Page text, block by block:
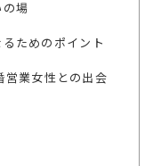
場
ためのポイント
業女性との出会